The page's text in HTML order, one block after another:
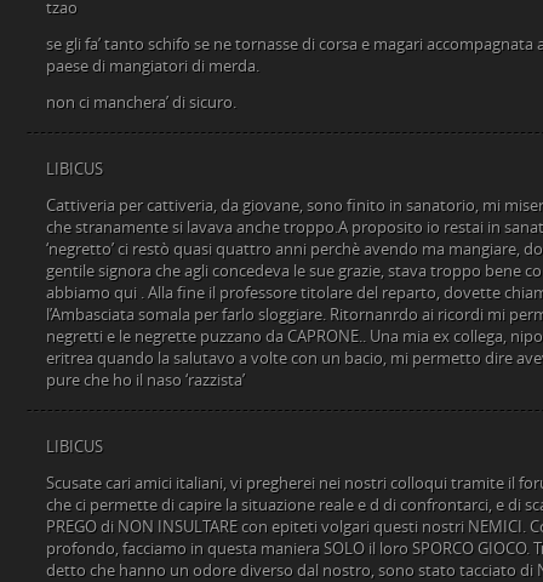
tzao
se gli fa’ tanto schifo se ne tornasse di corsa e magari accompagnata
paese di mangiatori di merda.
non ci manchera’ di sicuro.
LIBICUS
Cattiveria per cattiveria, da giovane, sono finito in sanatorio, mi
che stranamente si lavava anche troppo.A proposito io restai in
‘negretto’ ci restò quasi quattro anni perchè avendo ma mangiare,
gentile signora che agli concedeva le sue grazie, stava troppo bene
abbiamo qui . Alla fine il professore titolare del reparto, dovette
l’Ambasciata somala per farlo sloggiare. Ritornanrdo ai ricordi mi
negretti e le negrette puzzano da CAPRONE.. Una mia ex collega,
eritrea quando la salutavo a volte con un bacio, mi permetto dire
pure che ho il naso ‘razzista’
LIBICUS
Scusate cari amici italiani, vi pregherei nei nostri colloqui tramite il
che ci permette di capire la situazione reale e d di confrontarci, e di
PREGO di NON INSULTARE con epiteti volgari questi nostri NEMICI.
profondo, facciamo in questa maniera SOLO il loro SPORCO GIOCO.
detto che hanno un odore diverso dal nostro, sono stato tacciato di